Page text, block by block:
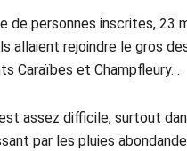
de personnes inscrites,
allaient rejoindre le gros
Caraïbes et Champfleury. .
assez difficile, surtout
par les pluies